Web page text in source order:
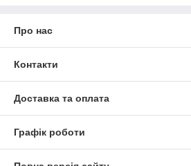
Про нас
Контакти
Доставка та оплата
Графік роботи